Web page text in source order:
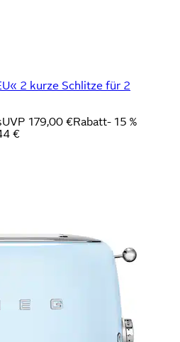
2 kurze Schlitze für 2
UVP 179,00 €Rabatt- 15 %
€